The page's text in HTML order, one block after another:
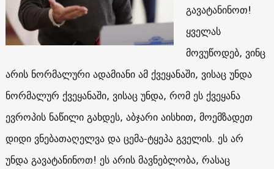
გავატანინოთ!
ყველას
მოვუწოდებ, ვინც
არის ნორმალური ადამიანი ამ ქვეყანაში, ვისაც უნდა
ნორმალურ ქვეყანაში, ვისაც უნდა, რომ ეს ქვეყანა
ევროპის ნაწილი გახდეს, აბჯარი აისხით, მოემზადეთ
დიდი ვნებათაღელვა და ცემა-ტყეპა გველის. ეს არ
უნდა გავატანინოთ! ეს არის მავნებლობა, რასაც